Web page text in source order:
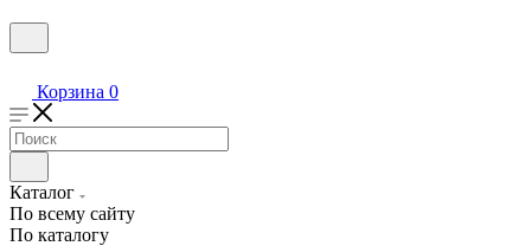
Корзина 0
Каталог
По всему сайту
По каталогу